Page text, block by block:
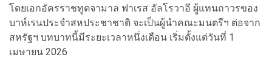
โดยเอกอัครราชทูตจามาล ฟาเรส อัลโรวาอี ผู้แทนถาวรของ
บาห์เรนประจำสหประชาชาติ จะเป็นผู้นำคณะมนตรีฯ ต่อจาก
สหรัฐฯ บทบาทนี้มีระยะเวลาหนึ่งเดือน เริ่มตั้งแต่วันที่ 1
เมษายน 2026